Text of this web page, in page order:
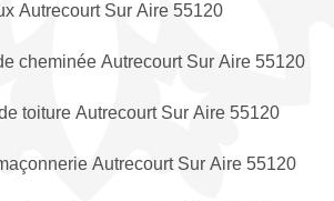
Autrecourt Sur Aire 55120
cheminée Autrecourt Sur Aire 55120
toiture Autrecourt Sur Aire 55120
Autrecourt Sur Aire 55120